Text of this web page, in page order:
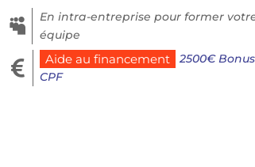

En intra-entreprise pour former
équipe
 Aide au financement
2500€
CPF